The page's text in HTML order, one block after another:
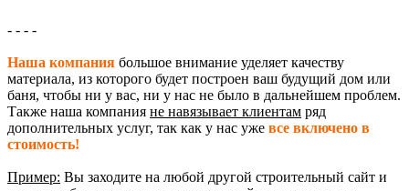
- - - -
Наша компания большое внимание уделяет качеству
материала, из которого будет построен ваш будущий дом или
баня, чтобы ни у вас, ни у нас не было в дальнейшем проблем.
Также наша компания не навязывает клиентам ряд
дополнительных услуг, так как у нас уже все включено в
стоимость!
Пример: Вы заходите на любой другой строительный сайт и